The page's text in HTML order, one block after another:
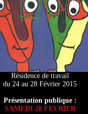
Résidence de travail
du 24 au 28 Février 2015
Présentation publique :
SAMEDI 28 FEVRIER